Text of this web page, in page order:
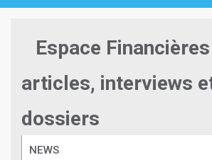
Espace
articles, interviews
dossiers
NEWS